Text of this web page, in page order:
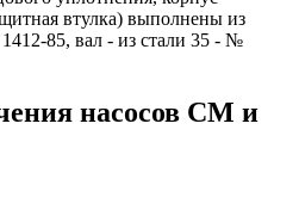
втулка) выполнены из
85, вал - из стали 35 - №
насосов СМ и